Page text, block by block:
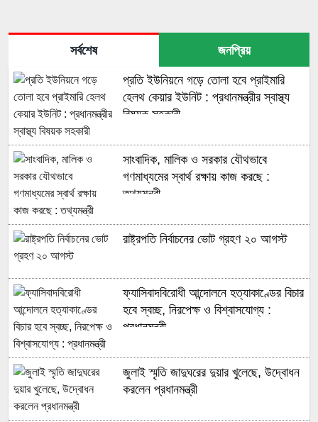
সর্বশেষ জনপ্রিয়
প্রতি ইউনিয়নে গড়ে তোলা হবে প্রাইমারি
হেলথ কেয়ার ইউনিট : প্রধানমন্ত্রীর স্বাস্থ্য
বিষয়ক সহকারী
সাংবাদিক, মালিক ও সরকার যৌথভাবে
গণমাধ্যমের স্বার্থ রক্ষায় কাজ করছে :
তথ্যমন্ত্রী
রাষ্ট্রপতি নির্বাচনের ভোট গ্রহণ ২০ আগস্ট
ফ্যাসিবাদবিরোধী আন্দোলনে হত্যাকাণ্ডের বিচার
হবে স্বচ্ছ, নিরপেক্ষ ও বিশ্বাসযোগ্য :
প্রধানমন্ত্রী
জুলাই স্মৃতি জাদুঘরের দুয়ার খুলেছে, উদ্বোধন
করলেন প্রধানমন্ত্রী